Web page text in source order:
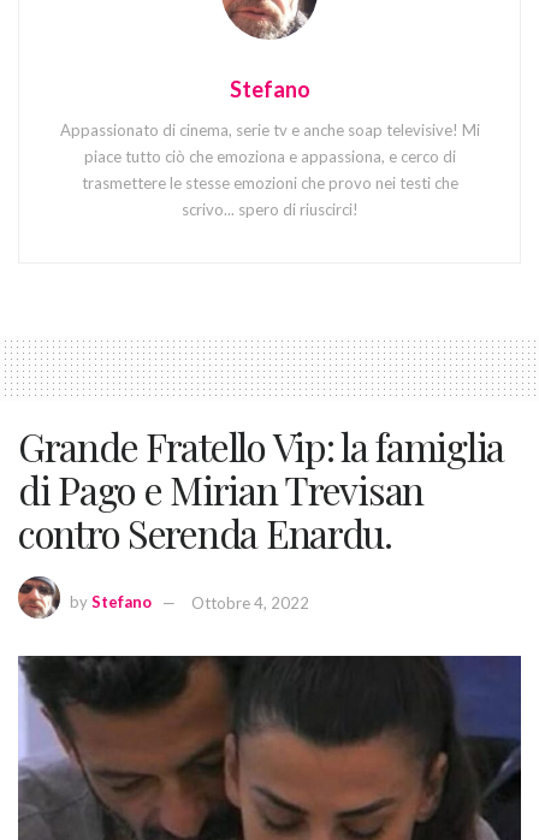
Stefano
Appassionato di cinema, serie tv e anche soap televisive! Mi
piace tutto ciò che emoziona e appassiona, e cerco di
trasmettere le stesse emozioni che provo nei testi che
scrivo... spero di riuscirci!
Grande Fratello Vip: la famiglia
di Pago e Mirian Trevisan
contro Serenda Enardu.
byStefano Ottobre 4, 2022